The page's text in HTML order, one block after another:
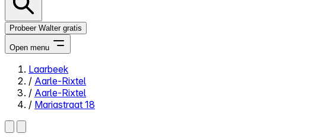
Probeer Walter gratis
Open menu
Close menu
Laarbeek
/ Aarle-Rixtel
/ Aarle-Rixtel
/ Mariastraat 18